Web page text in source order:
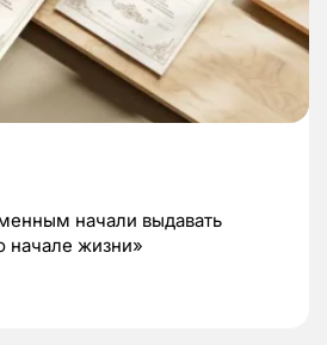
начали выдавать
начале жизни»